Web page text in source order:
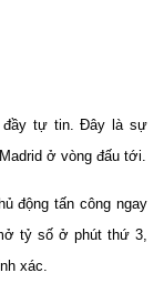
đầy tự tin. Đây là sự
ở vòng đấu tới.
động tấn công ngay
tỷ số ở phút thứ 3,
xác.